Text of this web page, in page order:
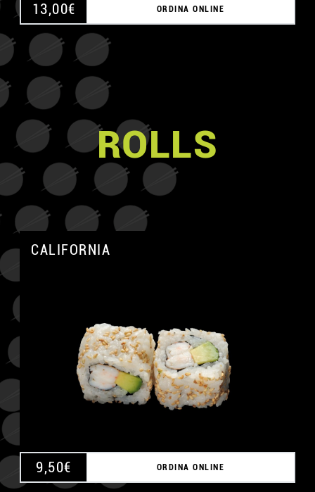
13,00€ ORDINA ONLINE
ROLLS
CALIFORNIA
9,50€ ORDINA ONLINE